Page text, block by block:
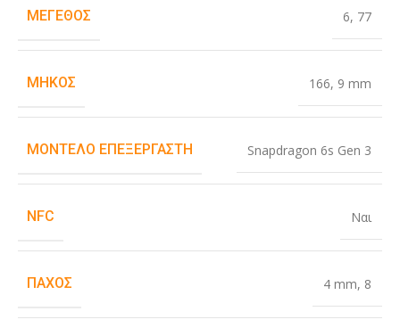
ΜΈΓΕΘΟΣ 6, 77
ΜΉΚΟΣ 166, 9 mm
ΜΟΝΤΈΛΟ ΕΠΕΞΕΡΓΑΣΤΉ Snapdragon 6s Gen 3
NFC Ναι
ΠΆΧΟΣ 4 mm, 8